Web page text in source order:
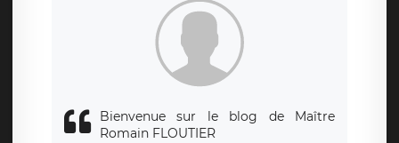
de traitement est la société LÉGAVOX, sis 9 rue Léopold
Sédar Senghor, joignable à l’adresse mail :
responsabledetraitement@legavox.fr. Vous avez également
le droit d’introduire une réclamation auprès d’une autorité
Bienvenue sur le blog de Maître
Romain FLOUTIER